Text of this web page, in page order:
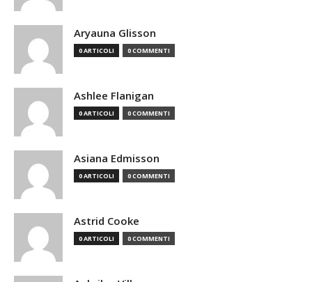
Aryauna Glisson
0 ARTICOLI 0 COMMENTI
Ashlee Flanigan
0 ARTICOLI 0 COMMENTI
Asiana Edmisson
0 ARTICOLI 0 COMMENTI
Astrid Cooke
0 ARTICOLI 0 COMMENTI